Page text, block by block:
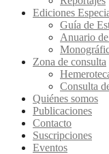
Ediciones
Guía de
Anuario
Zona de consulta
Consulta
Quiénes somos
Publicaciones
Contacto
Suscripciones
Eventos